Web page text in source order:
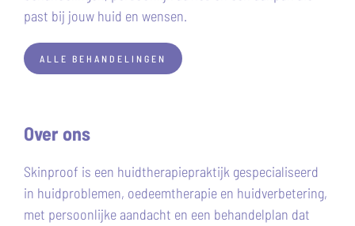
past bij jouw huid en wensen.
ALLE BEHANDELINGEN
Over ons
Skinproof is een huidtherapiepraktijk gespecialiseerd
in huidproblemen, oedeemtherapie en huidverbetering,
met persoonlijke aandacht en een behandelplan dat